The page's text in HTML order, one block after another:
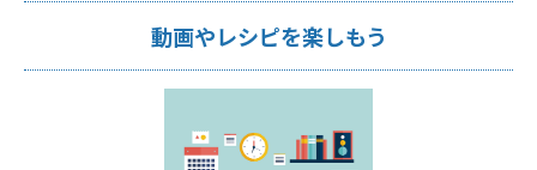
動画やレシピを楽しもう